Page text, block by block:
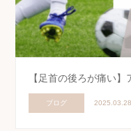
【足首の後ろが痛い
ブログ 2025.03.28